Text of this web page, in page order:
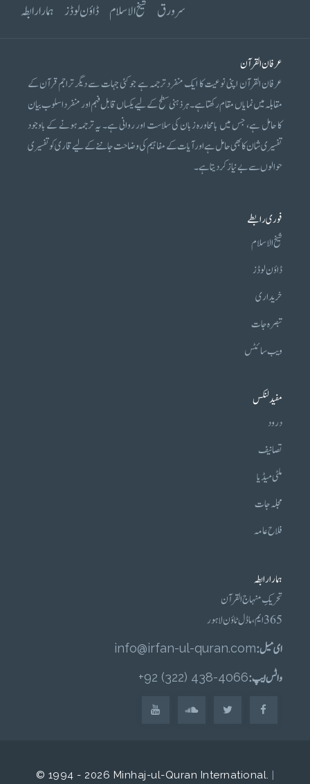
سرورق شیخ الاسلام ڈاؤن لوڈز ہمارا رابطہ
عرفان القرآن
عرفان القرآن اپنی نوعیت کا ایک منفرد ترجمہ ہے جو کئی جہات سے دیگر تراجم قرآن کے
مقابلہ میں نمایاں مقام رکھتا ہے۔ ہر ذہنی سطح کے لیے یکساں قابل فہم اور منفرد اسلوب بیان
کا حامل ہے، جس میں بامحاورہ زبان کی سلاست اور روانی ہے۔ یہ ترجمہ ہونے کے باوجود
تفسیری شان کا بھی حامل ہے اور آیات کے مفاہیم کی وضاحت جاننے کے لیے قاری کو تفسیری
حوالوں سے بے نیاز کر دیتا ہے۔
فوری رابطے
شیخ الاسلام
ڈاؤن لوڈز
خریداری
تبصرہ جات
ویب سائٹس
مفید لنکس
درود
تصانیف
ملٹی میڈیا
مجلہ جات
فلاح عامہ
ہمارا رابطہ
تحریکِ منہاج القرآن
365 ایم، ماڈل ٹاؤن لاہور
ای میل :info@irfan-ul-quran.com
واٹس ایپ :4066-438 (322) 92+
© 1994 - 2026 Minhaj-ul-Quran International. |